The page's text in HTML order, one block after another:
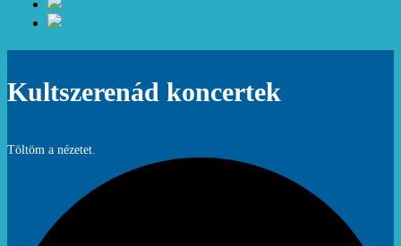
Kultszerenád koncertek
Töltöm a nézetet.